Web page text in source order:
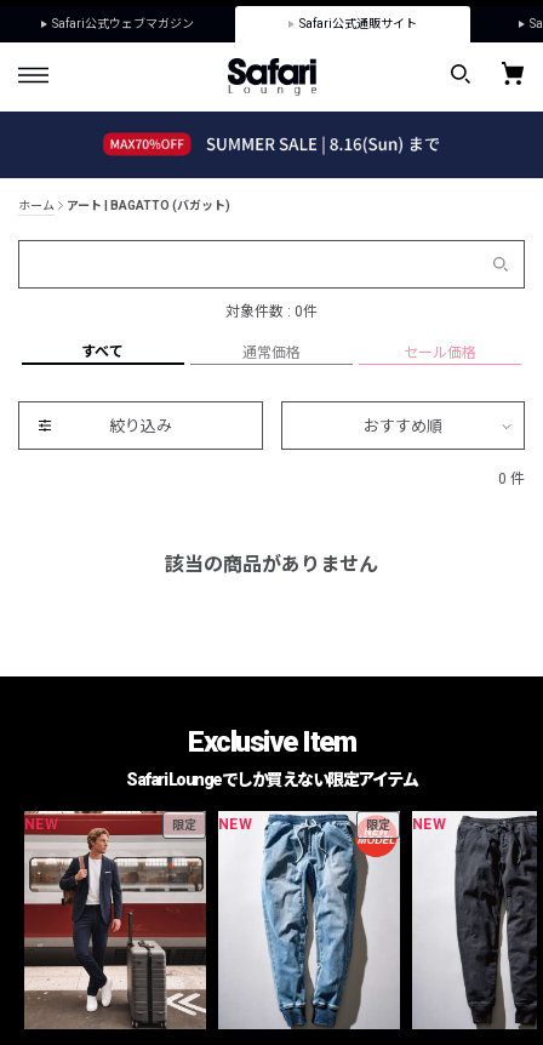
Safari公式ウェブマガジン Safari公式通販サイト
ホーム アート | BAGATTO (バガット)
対象件数 : 0件
すべて 通常価格 セール価格
絞り込み おすすめ順
0 件
該当の商品がありません
Exclusive Item
Safari Loungeでしか買えない限定アイテム
NEW 限定 NEW 限定 NEW